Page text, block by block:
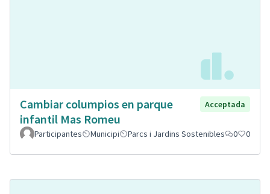
Cambiar columpios en parque
infantil Mas Romeu
Acceptada
Participantes Municipi Parcs i Jardins Sostenibles 0 0